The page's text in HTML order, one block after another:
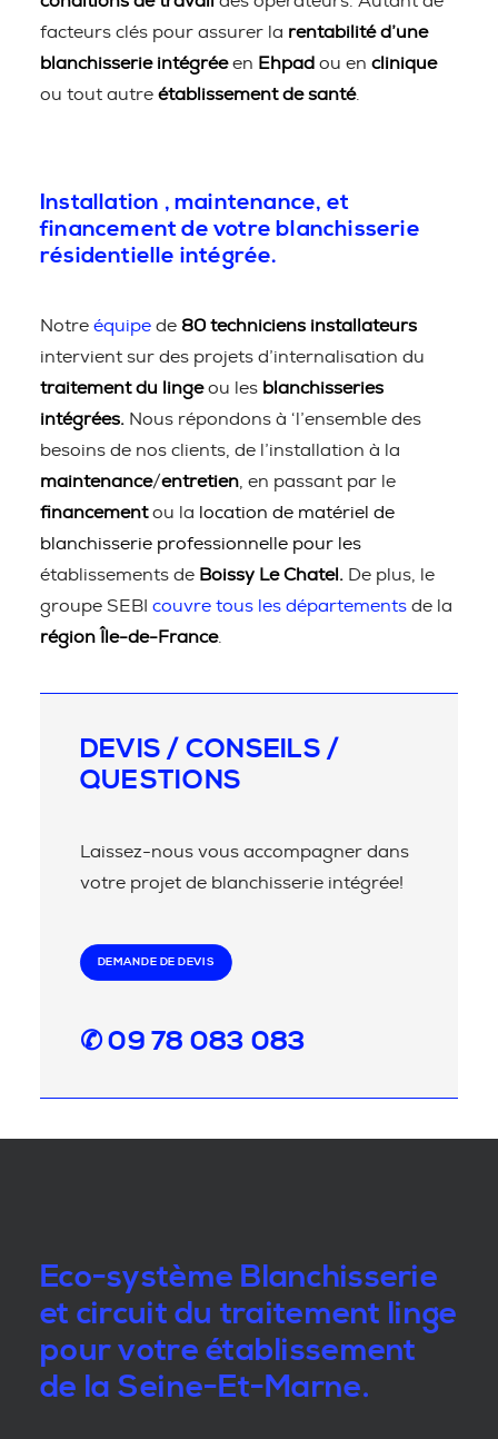
facteurs clés pour assurer la rentabilité d’une
blanchisserie intégréeen Ehpad ou en clinique
ou tout autre établissement de santé.
Installation , maintenance, et
financement de votre blanchisserie
résidentielle intégrée.
Notre équipe de 80 techniciens installateurs
intervient sur des projets d’internalisation du
traitement du lingeou les blanchisseries
intégrées. Nous répondons à ‘l’ensemble des
besoins de nos clients, de l’installation à la
maintenance/entretien , en passant par le
financementou la location de matériel de
blanchisserie professionnelle pour les
établissements de Boissy Le Chatel. De plus, le
groupe SEBI couvre tous les départements de la
région Île-de-France.
DEVIS / CONSEILS /
QUESTIONS
Laissez-nous vous accompagner dans
votre projet de blanchisserie intégrée!
DEMANDE DE DEVIS
✆ 09 78 083 083
Eco-système Blanchisserie
et circuit du traitement linge
pour votre établissement
de la Seine-Et-Marne.